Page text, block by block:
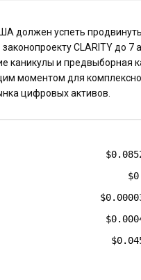
должен успеть
CLARITY до 7
каникулы и предвыборная
моментом для
цифровых активов.